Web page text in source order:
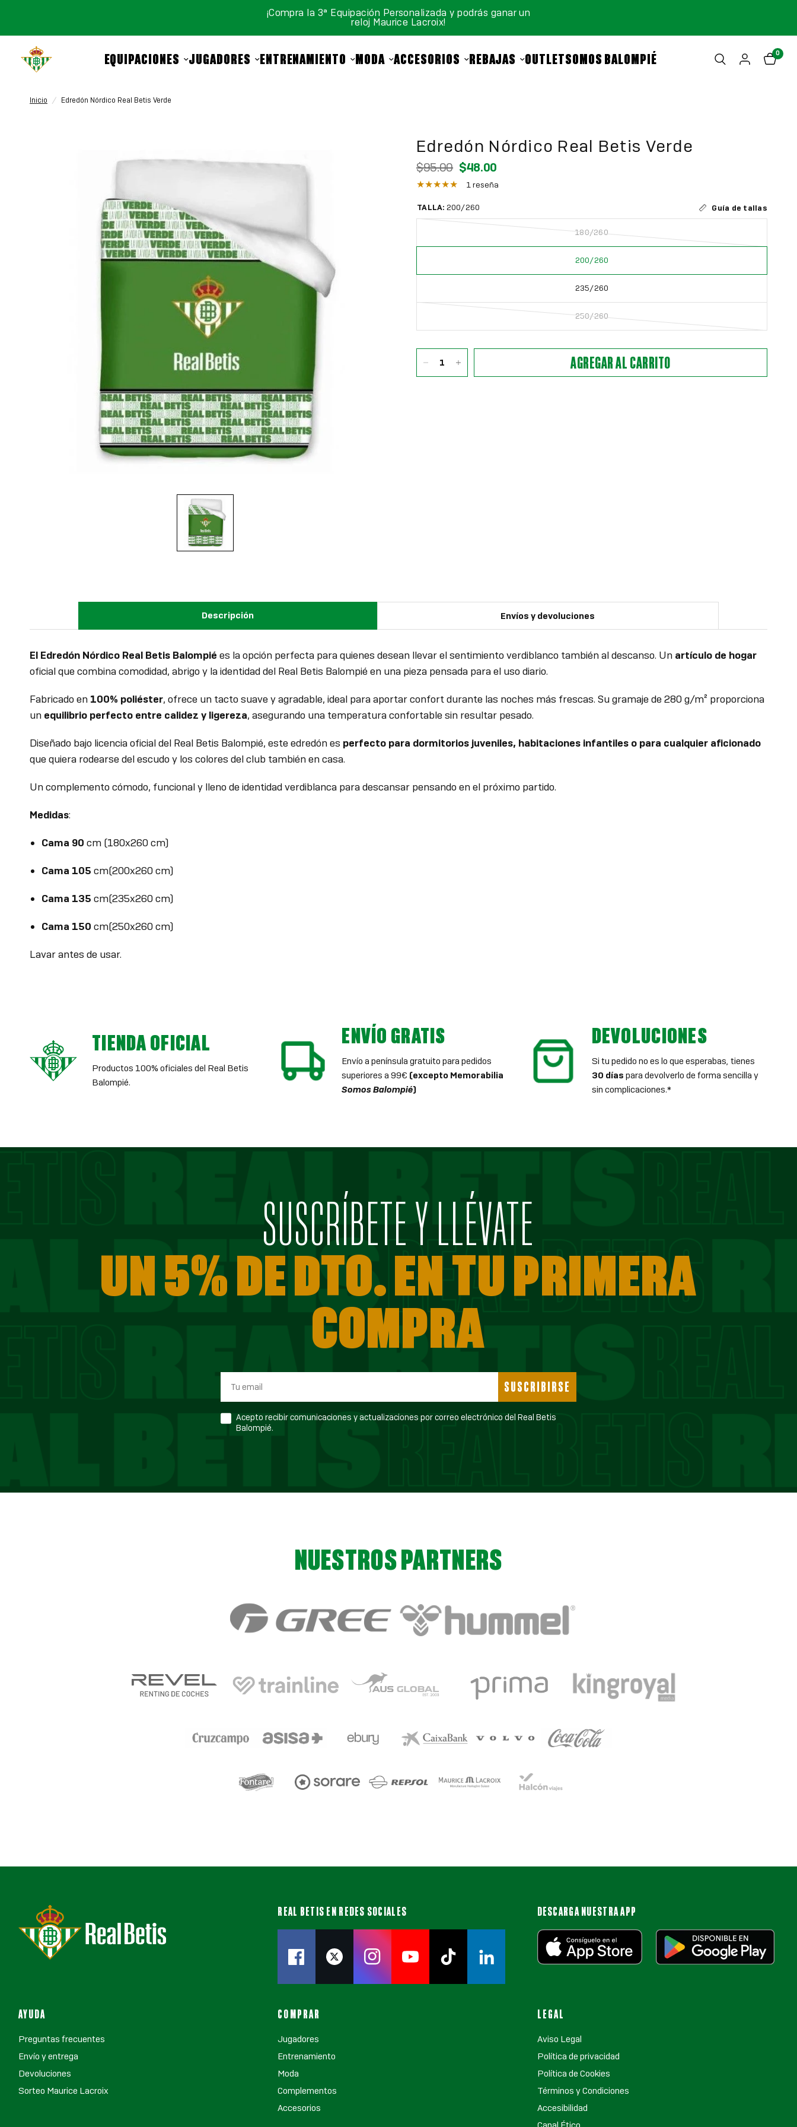
¡Compra la 3ª Equipación Personalizada y podrás ganar un
reloj Maurice Lacroix!
EQUIPACIONES JUGADORES ENTRENAMIENTO MODA ACCESORIOS REBAJAS OUTLETSOMOS BALOMPIÉ 0
Inicio / Edredón Nórdico Real Betis Verde
Edredón Nórdico Real Betis Verde
$95.00 $48.00
1 reseña
TALLA: 200/260 Guía de tallas
180/260
200/260
235/260
250/260
AGREGAR AL CARRITO
Descripción Envíos y devoluciones
El Edredón Nórdico Real Betis Balompiées la opción perfecta para quienes desean llevar el sentimiento verdiblanco también al descanso. Un artículo de hogar
oficial que combina comodidad, abrigo y la identidad del Real Betis Balompié en una pieza pensada para el uso diario.
Fabricado en 100% poliéster, ofrece un tacto suave y agradable, ideal para aportar confort durante las noches más frescas. Su gramaje de 280 g/m² proporciona
un equilibrio perfecto entre calidez y ligereza, asegurando una temperatura confortable sin resultar pesado.
Diseñado bajo licencia oficial del Real Betis Balompié, este edredón es perfecto para dormitorios juveniles, habitaciones infantiles o para cualquier aficionado
que quiera rodearse del escudo y los colores del club también en casa.
Un complemento cómodo, funcional y lleno de identidad verdiblanca para descansar pensando en el próximo partido.
Medidas:
Cama 90 cm (180x260 cm)
Cama 105 cm(200x260 cm)
Cama 135 cm(235x260 cm)
Cama 150 cm(250x260 cm)
Lavar antes de usar.
TIENDA OFICIAL
Productos 100% oficiales del Real Betis
Balompié.
ENVÍO GRATIS
Envío a península gratuito para pedidos
superiores a 99€ (excepto Memorabilia
Somos Balompié)
DEVOLUCIONES
Si tu pedido no es lo que esperabas, tienes
30 días para devolverlo de forma sencilla y
sin complicaciones.*
SUSCRÍBETE Y LLÉVATE
UN 5% DE DTO. EN TU PRIMERA
COMPRA
SUSCRIBIRSE
Acepto recibir comunicaciones y actualizaciones por correo electrónico del Real Betis
Balompié.
NUESTROS PARTNERS
REAL BETIS EN REDES SOCIALES DESCARGA NUESTRA APP
AYUDA
Preguntas frecuentes
Envío y entrega
Devoluciones
Sorteo Maurice Lacroix
COMPRAR
Jugadores
Entrenamiento
Moda
Complementos
Accesorios
LEGAL
Aviso Legal
Política de privacidad
Política de Cookies
Términos y Condiciones
Accesibilidad